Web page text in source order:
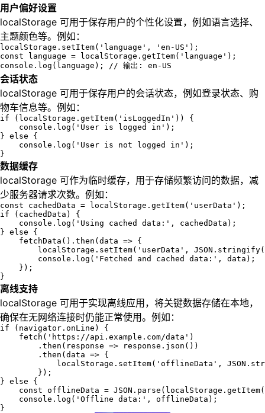
用户偏好设置
localStorage 可用于保存用户的个性化设置，例如语言选择、
主题颜色等。例如：
localStorage.setItem('language', 'en-US');
const language = localStorage.getItem('language');
console.log(language); // 输出: en-US
会话状态
localStorage 可用于保存用户的会话状态，例如登录状态、购
物车信息等。例如：
if (localStorage.getItem('isLoggedIn')) {
console.log('User is logged in');
} else {
console.log('User is not logged in');
}
数据缓存
localStorage 可作为临时缓存，用于存储频繁访问的数据，减
少服务器请求次数。例如：
const cachedData = localStorage.getItem('userData');
if (cachedData) {
console.log('Using cached data:', cachedData);
} else {
fetchData().then(data => {
localStorage.setItem('userData',
console.log('Fetched and cached data:', data);
});
}
离线支持
localStorage 可用于实现离线应用，将关键数据存储在本地，
确保在无网络连接时仍能正常使用。例如：
if (navigator.onLine) {
fetch('https://api.example.com/data')
.then(response => response.json())
.then(data => {
localStorage.setItem('offlineData',
});
} else {
const offlineData =
console.log('Offline data:', offlineData);
}